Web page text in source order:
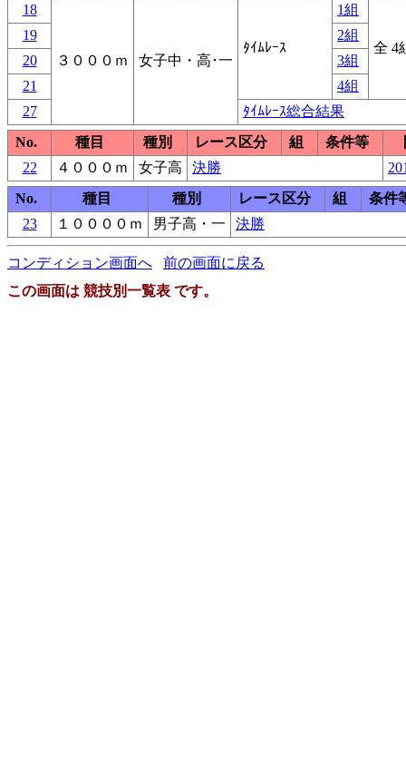
18
３０００ｍ 女子中・高･一
ﾀｲﾑﾚｰｽ
1組
全 4
19
2組
20
3組
21
4組
27
ﾀｲﾑﾚｰｽ総合結果
No.
種目 種別 レース区分 組 条件等
22
４０００ｍ 女子高 決勝
No.
種目 種別 レース区分 組
条件
23
１００００ｍ 男子高・一 決勝
コンディション画面へ
前の画面に戻る
この画面は 競技別一覧表 です。